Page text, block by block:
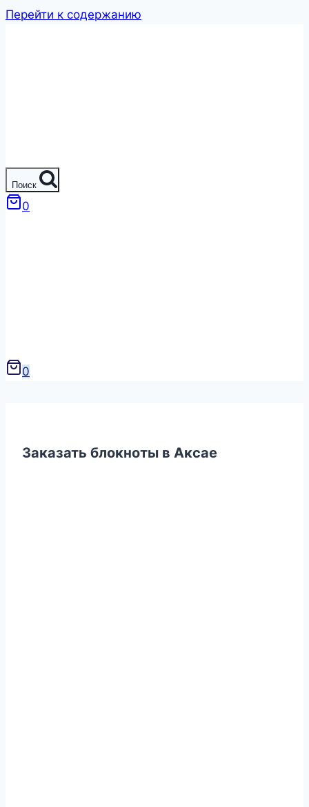
Перейти к содержанию
Поиск
0
0
Заказать блокноты в Аксае